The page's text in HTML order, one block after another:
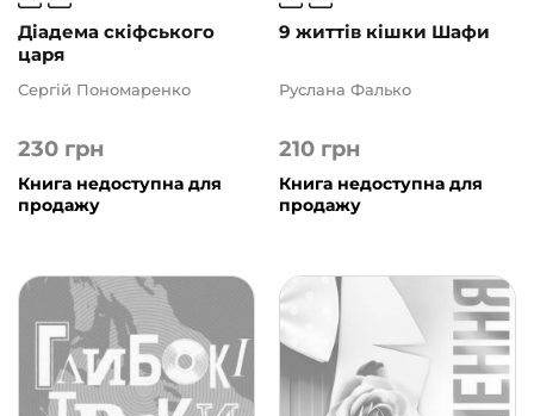
Діадема скіфського
царя
230 грн
Сергій Пономаренко
Книга недоступна для
продажу
9 життів кішки Шафи
210 грн
Руслана Фалько
Книга недоступна для
продажу